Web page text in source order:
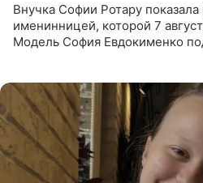
Внучка Софии Ротару
именинницей, которой 7
Модель София Евдокименко